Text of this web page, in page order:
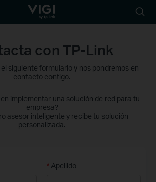
TP-Link, Reliably
con TP-Link
siguiente formulario y nos pondremos en
contacto contigo.
implementar una solución de red para tu
empresa?
asesor inteligente y recibe tu solución
personalizada.
* Apellido